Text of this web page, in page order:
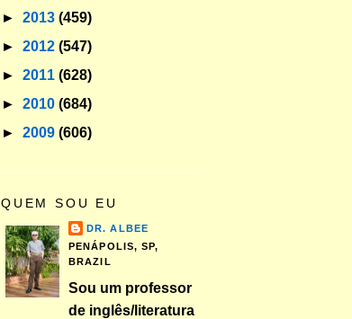
► 2013 (459)
► 2012 (547)
► 2011 (628)
► 2010 (684)
► 2009 (606)
QUEM SOU EU
DR. ALBEE
PENÁPOLIS, SP,
BRAZIL
Sou um professor
de inglês/literatura